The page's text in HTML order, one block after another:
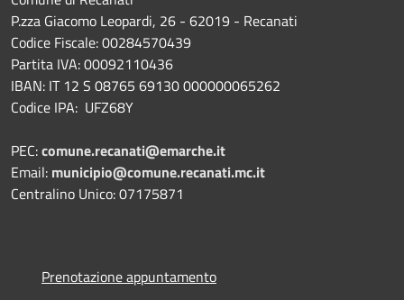
P.zza Giacomo Leopardi, 26 - 62019 - Recanati
Codice Fiscale: 00284570439
Partita IVA: 00092110436
IBAN: IT 12 S 08765 69130 000000065262
Codice IPA: UFZ68Y
PEC:comune.recanati@emarche.it
Email: municipio@comune.recanati.mc.it
Centralino Unico: 07175871
Prenotazione appuntamento